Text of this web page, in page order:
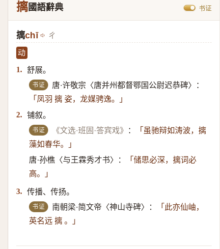
摛國語辭典 书证
摛chī ㄔ
动
1. 舒展。
书证
唐·许敬宗〈唐并州都督鄂国公尉迟恭碑〉：
「凤羽 摛 姿，龙媒骋逸。」
2. 铺叙。
书证 《文选·班固·答宾戏》 ：
「虽驰辩如涛波，摛
藻如春华。」
唐·孙樵〈与王霖秀才书〉：
「储思必深，摛词必
高。」
3. 传播、传扬。
书证 南朝梁·简文帝〈神山寺碑〉：
「此亦仙岫，
英名远 摛 。」